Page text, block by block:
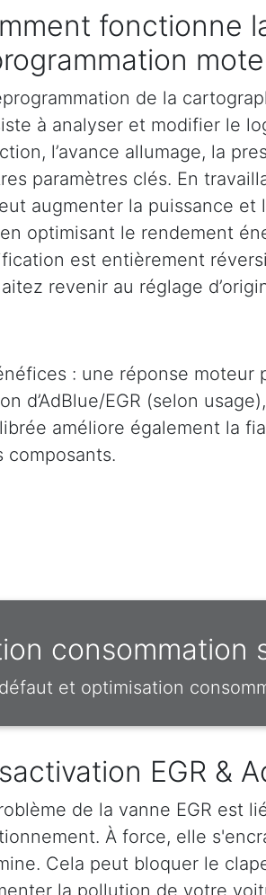
fonctionne
de la
à analyser et modifier le
l’avance allumage, la
paramètres clés. En
augmenter la puissance et
optimisant le rendement
est entièrement
revenir au réglage
: une réponse moteur
d’AdBlue/EGR (selon
améliore également la
consommation
et optimisation
EGR &
de la vanne EGR est
À force, elle
Cela peut bloquer le
la pollution de votre